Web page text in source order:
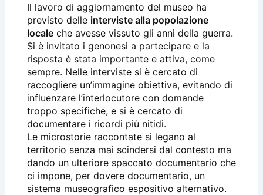
Il lavoro di aggiornamento del museo ha
previsto delle interviste alla popolazione
localeche avesse vissuto gli anni della guerra.
Si è invitato i genonesi a partecipare e la
risposta è stata importante e attiva, come
sempre. Nelle interviste si è cercato di
raccogliere un’immagine obiettiva, evitando di
influenzare l’interlocutore con domande
troppo specifiche, e si è cercato di
documentare i ricordi più nitidi.
Le microstorie raccontate si legano al
territorio senza mai scindersi dal contesto ma
dando un ulteriore spaccato documentario che
ci impone, per dovere documentario, un
sistema museografico espositivo alternativo.